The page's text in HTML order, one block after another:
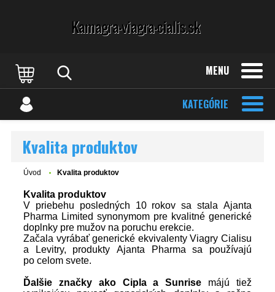
MENU
KATEGÓRIE
Kvalita produktov
Úvod Kvalita produktov
Kvalita produktov
V priebehu posledných 10 rokov sa stala Ajanta
Pharma Limited synonymom pre kvalitné generické
doplnky pre mužov na poruchu erekcie.
Začala vyrábať generické ekvivalenty Viagry Cialisu
a Levitry, produkty Ajanta Pharma sa používajú
po celom svete.
Ďalšie značky ako Cipla a Sunrise májú tiež